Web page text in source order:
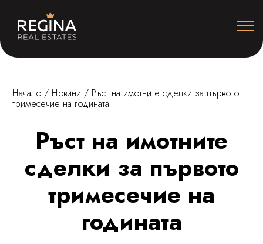
Начало / Новини / Ръст на имотните сделки за първото
тримесечие на годината
Ръст на имотните
сделки за първото
тримесечие на
годината